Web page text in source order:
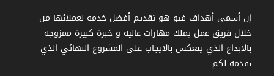
إن أسمى أهداف فيو هو تقديم أفضل خدمة لعملائها من
خلال فريق عمل يملك مهارات عالية و خبرة كبيرة ممزوجة
بالابداع الذي ينعكس بالايجاب على المشروع النهائي الذي
نقدمه لكم